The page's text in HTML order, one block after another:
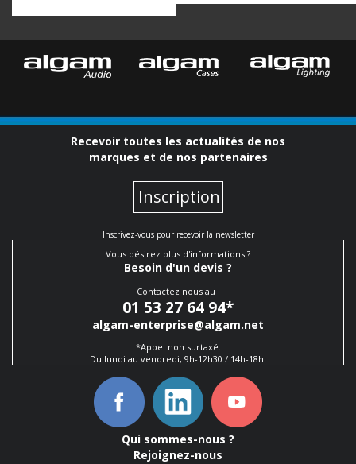
Recevoir toutes les actualités de nos
marques et de nos partenaires
Inscription
Inscrivez-vous pour recevoir la newsletter
Vous désirez plus d'informations ?
Besoin d'un devis ?
Contactez nous au :
01 53 27 64 94*
algam-enterprise@algam.net
*Appel non surtaxé.
Du lundi au vendredi, 9h-12h30 / 14h-18h.
Qui sommes-nous ?
Rejoignez-nous